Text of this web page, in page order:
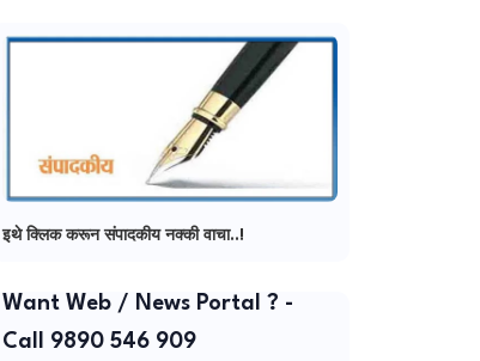
इथे क्लिक करून संपादकीय नक्की वाचा..!
Want Web / News Portal ? -
Call 9890 546 909